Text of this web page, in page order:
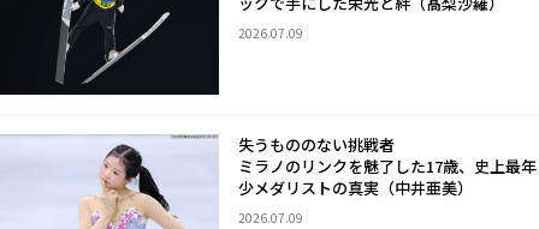
2026.07.09
失うもののない挑戦者
ミラノのリンクを魅了した17歳、史上最年
少メダリストの真実（中井亜美）
2026.07.09